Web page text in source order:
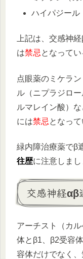
ハイパジール
上記は、交感神
は禁忌となってい
点眼薬のミケラ
ル（ニプラジロ
ルマレイン酸）
には禁忌となって
緑内障治療薬でβ
往歴に注意しまし
交感神経αβ
アーチスト（カ
体とβ1、β2受容
容体だけでなく